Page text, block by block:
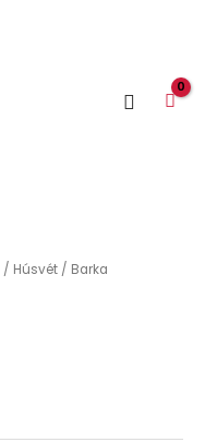
Search
/ Húsvét/ Barka